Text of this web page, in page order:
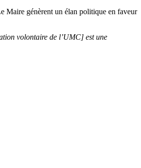
Maire génèrent un élan politique en faveur
volontaire de l’UMC] est une